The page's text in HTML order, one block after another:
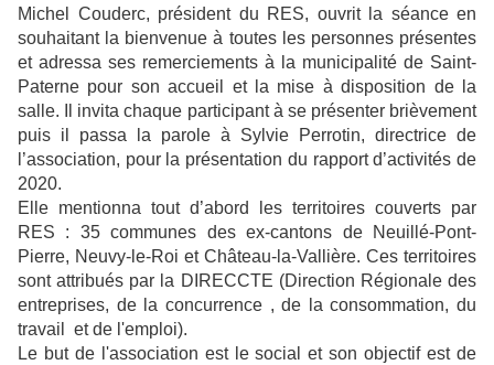
Michel Couderc, président du RES, ouvrit la séance en
souhaitant la bienvenue à toutes les personnes présentes
et adressa ses remerciements à la municipalité de Saint-
Paterne pour son accueil et la mise à disposition de la
salle. Il invita chaque participant à se présenter brièvement
puis il passa la parole à Sylvie Perrotin, directrice de
l’association, pour la présentation du rapport d’activités de
2020.
Elle mentionna tout d’abord les territoires couverts par
RES : 35 communes des ex-cantons de Neuillé-Pont-
Pierre, Neuvy-le-Roi et Château-la-Vallière. Ces territoires
sont attribués par la DIRECCTE (Direction Régionale des
entreprises, de la concurrence , de la consommation, du
travail et de l'emploi).
Le but de l'association est le social et son objectif est de